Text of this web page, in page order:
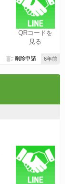
QRコードを
見る
6年前
削除申請